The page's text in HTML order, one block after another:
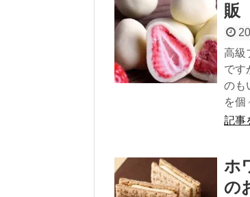
販
高級
です
のも
を個
記事
ホ
の